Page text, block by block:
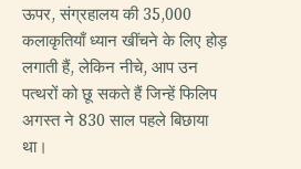
ऊपर, संग्रहालय की 35,000
कलाकृतियाँ ध्यान खींचने के लिए होड़
लगाती हैं, लेकिन नीचे, आप उन
पत्थरों को छू सकते हैं जिन्हें फिलिप
अगस्त ने 830 साल पहले बिछाया
था।